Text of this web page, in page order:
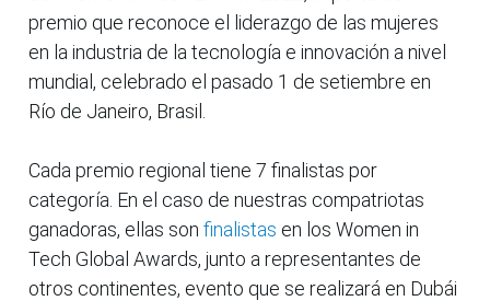
premio que reconoce el liderazgo de las mujeres
en la industria de la tecnología e innovación a nivel
mundial, celebrado el pasado 1 de setiembre en
Río de Janeiro, Brasil.
Cada premio regional tiene 7 finalistas por
categoría. En el caso de nuestras compatriotas
ganadoras, ellas son finalistas en los Women in
Tech Global Awards, junto a representantes de
otros continentes, evento que se realizará en Dubái